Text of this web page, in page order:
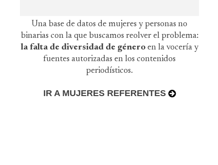
Una base de datos de mujeres y personas no
binarias con la que buscamos reolver el problema:
la falta de diversidad de género en la vocería y
fuentes autorizadas en los contenidos
periodísticos.
IR A MUJERES REFERENTES